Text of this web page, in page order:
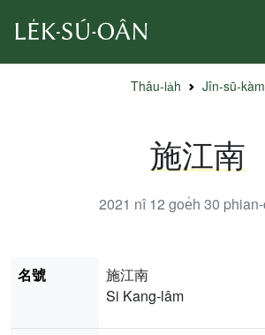
Thâu-ia̍h Jîn-sū-kàm
施江南
2021 nî 12 goe̍h 30
名號
施江南
Si Kang-lâm